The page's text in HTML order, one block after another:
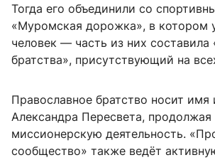
Тогда его объединили со
«Муромская дорожка», в котором
человек — часть из них составила
братства», присутствующий на
Православное братство носит имя
Александра Пересвета, продолжая
миссионерскую деятельность.
сообщество» также ведёт